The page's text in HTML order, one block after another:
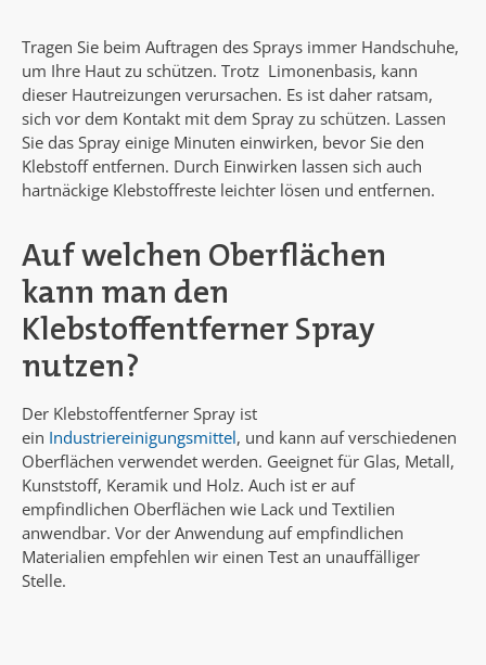
Tragen Sie beim Auftragen des Sprays immer Handschuhe,
um Ihre Haut zu schützen. Trotz Limonenbasis, kann
dieser Hautreizungen verursachen. Es ist daher ratsam,
sich vor dem Kontakt mit dem Spray zu schützen. Lassen
Sie das Spray einige Minuten einwirken, bevor Sie den
Klebstoff entfernen. Durch Einwirken lassen sich auch
hartnäckige Klebstoffreste leichter lösen und entfernen.
Auf welchen Oberflächen
kann man den
Klebstoffentferner Spray
nutzen?
Der Klebstoffentferner Spray ist
ein Industriereinigungsmittel, und kann auf verschiedenen
Oberflächen verwendet werden. Geeignet für Glas, Metall,
Kunststoff, Keramik und Holz. Auch ist er auf
empfindlichen Oberflächen wie Lack und Textilien
anwendbar. Vor der Anwendung auf empfindlichen
Materialien empfehlen wir einen Test an unauffälliger
Stelle.